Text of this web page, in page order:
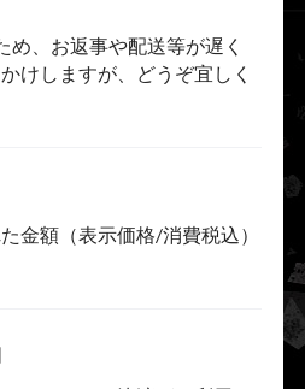
、お返事や配送等が遅く
けしますが、どうぞ宜しく
金額（表示価格/消費税込）